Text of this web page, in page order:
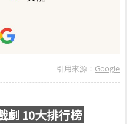
引用來源： Google
劇 10大排行榜